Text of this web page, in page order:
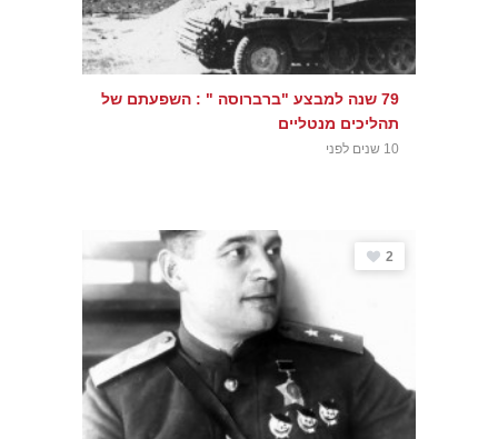
79 שנה למבצע "ברברוסה " : השפעתם של
תהליכים מנטליים
10 שנים לפני
2